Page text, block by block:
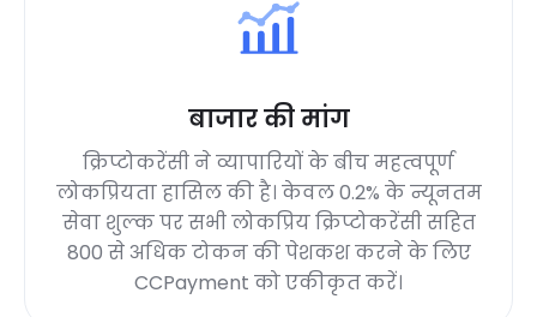
बाजार की मांग
क्रिप्टोकरेंसी ने व्यापारियों के बीच महत्वपूर्ण
लोकप्रियता हासिल की है। केवल 0.2% के न्यूनतम
सेवा शुल्क पर सभी लोकप्रिय क्रिप्टोकरेंसी सहित
800 से अधिक टोकन की पेशकश करने के लिए
CCPayment को एकीकृत करें।